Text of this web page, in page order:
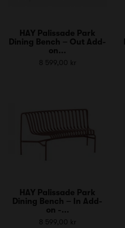
HAY Palissade Park
Dining Bench – Out Add-
on...
8 599,00 kr
HAY Palissade Park
Dining Bench – In Add-
on -...
8 599,00 kr